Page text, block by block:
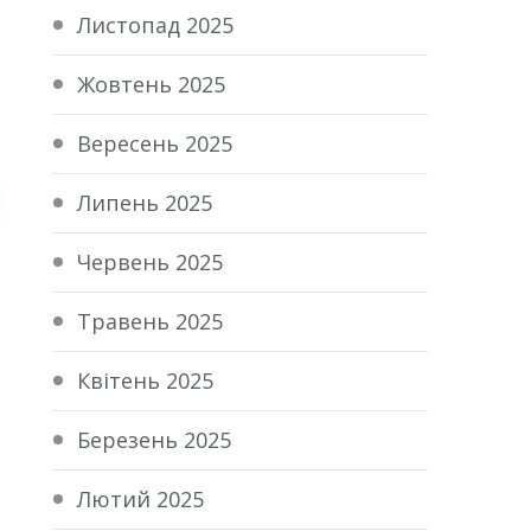
Листопад 2025
Жовтень 2025
Вересень 2025
Липень 2025
Червень 2025
Травень 2025
Квітень 2025
Березень 2025
Лютий 2025